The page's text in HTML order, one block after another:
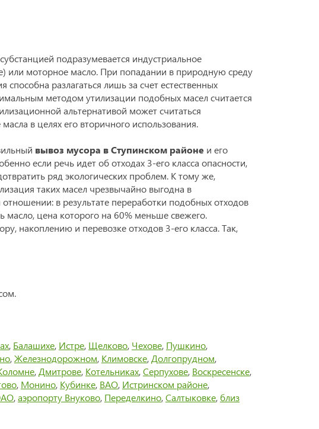
подразумевается индустриальное
или моторное масло. При попадании в природную среду
способна разлагаться лишь за счет естественных
методом утилизации подобных масел считается
альтернативой может считаться
масла в целях его вторичного использования.
вывоз мусора в Ступинском районе и его
если речь идет об отходах 3-его класса опасности,
ряд экологических проблем. К тому же,
таких масел чрезвычайно выгодна в
в результате переработки подобных отходов
масло, цена которого на 60% меньше свежего.
накоплению и перевозке отходов 3-его класса. Так,
, Балашихе, Истре, Щелково, Чехове, Пушкино,
,Железнодорожном, Климовске, Долгопрудном,
, Дмитрове, Котельниках,Серпухове, Воскресенске,
, Монино, Кубинке, ВАО, Истринском районе,
,аэропорту Внуково, Переделкино,Салтыковке, близ